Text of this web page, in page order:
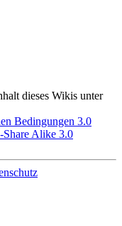
dieses Wikis unter
Bedingungen 3.0
Alike 3.0